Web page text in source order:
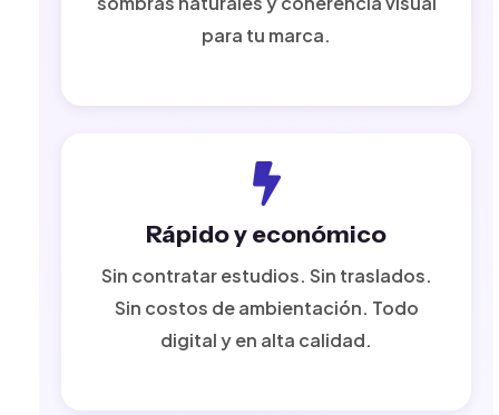
para tu marca.
Rápido y económico
Sin contratar estudios. Sin traslados.
Sin costos de ambientación. Todo
digital y en alta calidad.